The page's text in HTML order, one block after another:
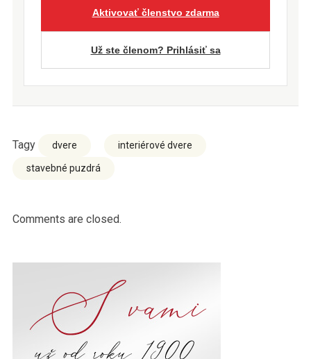
Aktivovať členstvo zdarma
Už ste členom? Prihlásiť sa
Tagy dvere interiérové dvere
stavebné puzdrá
Comments are closed.